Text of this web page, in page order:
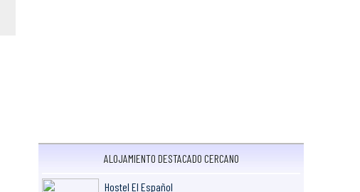
ALOJAMIENTO DESTACADO CERCANO
Hostel El Español